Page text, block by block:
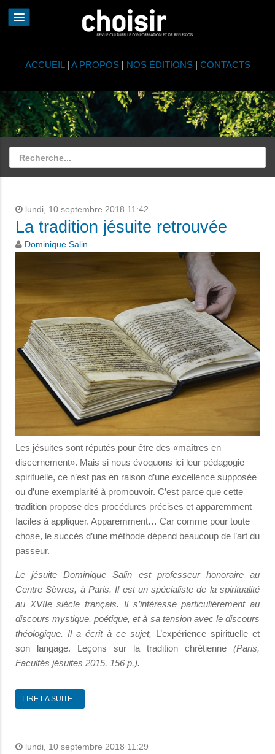
ACCUEIL | A PROPOS| NOS ÉDITIONS| CONTACTS
lundi, 10 septembre 2018 11:42
La tradition jésuite retrouvée
Dominique Salin
Les jésuites sont réputés pour être des «maîtres en
discernement». Mais si nous évoquons ici leur pédagogie
spirituelle, ce n’est pas en raison d’une excellence supposée
ou d’une exemplarité à promouvoir. C’est parce que cette
tradition propose des procédures précises et apparemment
faciles à appliquer. Apparemment… Car comme pour toute
chose, le succès d’une méthode dépend beaucoup de l’art du
passeur.
Le jésuite Dominique Salin est professeur honoraire au
Centre Sèvres, à Paris. Il est un spécialiste de la spiritualité
au XVIIe siècle français. Il s’intéresse particulièrement au
discours mystique, poétique, et à sa tension avec le discours
théologique. Il a écrit à ce sujet, L’expérience spirituelle et
son langage. Leçons sur la tradition chrétienne (Paris,
Facultés jésuites 2015, 156 p.).
LIRE LA SUITE...
lundi, 10 septembre 2018 11:29